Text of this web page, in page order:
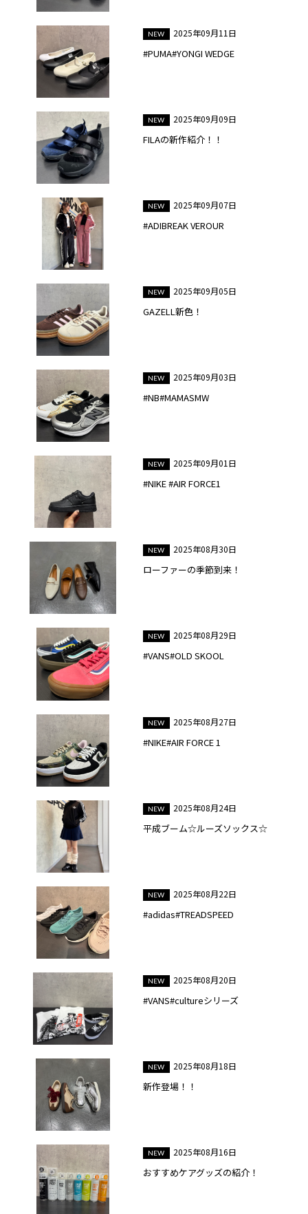
2025年09月11日
#PUMA#YONGI WEDGE
2025年09月09日
FILAの新作紹介！！
2025年09月07日
#ADIBREAK VEROUR
2025年09月05日
GAZELL新色！
2025年09月03日
#NB#MAMASMW
2025年09月01日
#NIKE #AIR FORCE1
2025年08月30日
ローファーの季節到来！
2025年08月29日
#VANS#OLD SKOOL
2025年08月27日
#NIKE#AIR FORCE 1
2025年08月24日
平成ブーム☆ルーズソックス☆
2025年08月22日
#adidas#TREADSPEED
2025年08月20日
#VANS#cultureシリーズ
2025年08月18日
新作登場！！
2025年08月16日
おすすめケアグッズの紹介！